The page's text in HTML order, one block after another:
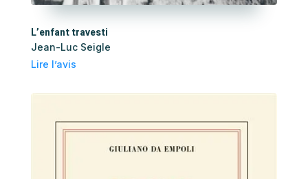
L’enfant travesti
Jean-Luc Seigle
Lire l’avis